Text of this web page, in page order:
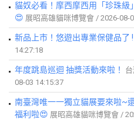
貓奴必看！摩西摩西用「珍珠
😍 展昭高雄貓咪博覽會 / 2026-08-
新品上市！悠遊出專業保健品了 !
14:27:18
年度跳島巡迴 抽獎活動來啦！
08-03 14:15:37
南臺灣唯一一獨立貓展要來啦~
福利啦😍 展昭高雄貓咪博覽會 /